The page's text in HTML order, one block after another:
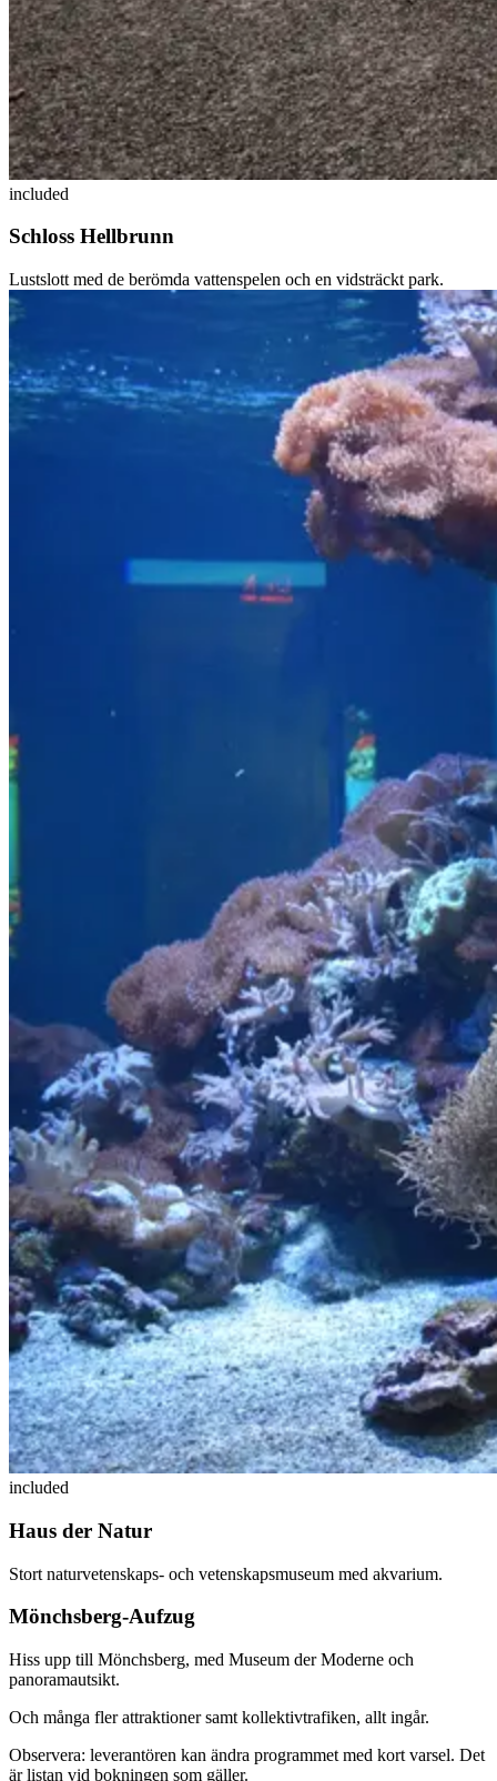
included
Schloss Hellbrunn
Lustslott med de berömda vattenspelen och en vidsträckt park.
included
Haus der Natur
Stort naturvetenskaps- och vetenskapsmuseum med akvarium.
Mönchsberg-Aufzug
Hiss upp till Mönchsberg, med Museum der Moderne och
panoramautsikt.
Och många fler attraktioner samt kollektivtrafiken, allt ingår.
Observera: leverantören kan ändra programmet med kort varsel. Det
är listan vid bokningen som gäller.